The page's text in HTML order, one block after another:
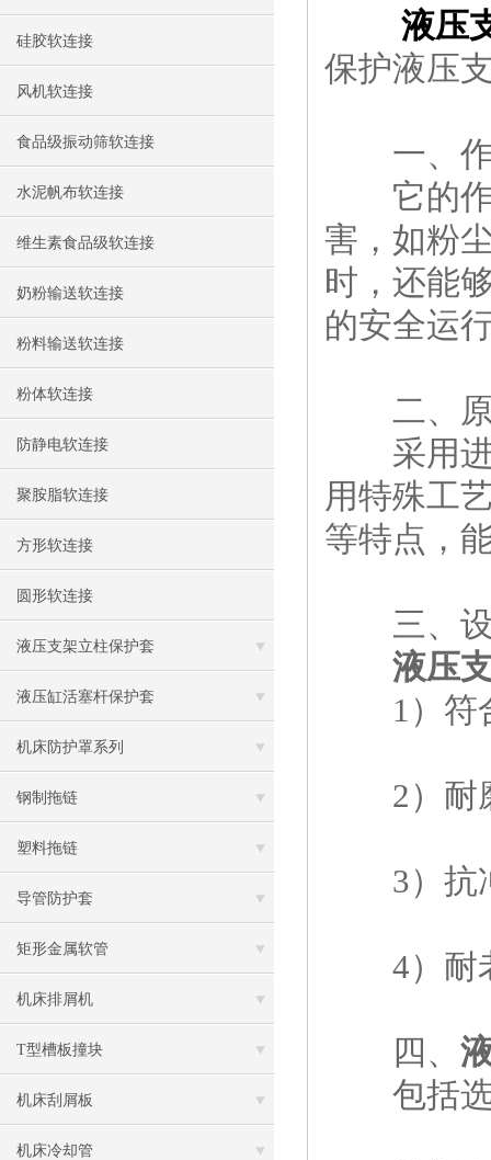
硅胶软连接
风机软连接
食品级振动筛软连接
水泥帆布软连接
维生素食品级软连接
奶粉输送软连接
粉料输送软连接
粉体软连接
防静电软连接
聚胺脂软连接
方形软连接
圆形软连接
液压支架立柱保护套
液压缸活塞杆保护套
机床防护罩系列
钢制拖链
塑料拖链
导管防护套
矩形金属软管
机床排屑机
T型槽板撞块
机床刮屑板
机床冷却管
液压
保护液压
一、作
它的作
害，如粉
时，还能
的安全运
二、原
采用进
用特殊工
等特点，
三、设
液压
1）符合
2）耐磨
3）抗冲
4）耐老
四、
包括选